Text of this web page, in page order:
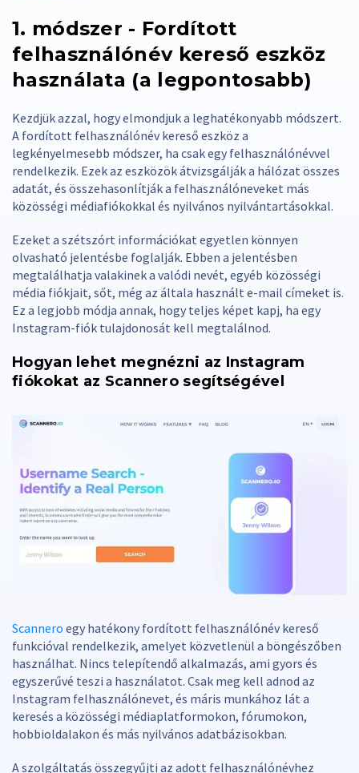
1. módszer - Fordított
felhasználónév kereső eszköz
használata (a legpontosabb)
Kezdjük azzal, hogy elmondjuk a leghatékonyabb módszert.
A fordított felhasználónév kereső eszköz a
legkényelmesebb módszer, ha csak egy felhasználónévvel
rendelkezik. Ezek az eszközök átvizsgálják a hálózat összes
adatát, és összehasonlítják a felhasználóneveket más
közösségi médiafiókokkal és nyilvános nyilvántartásokkal.
Ezeket a szétszórt információkat egyetlen könnyen
olvasható jelentésbe foglalják. Ebben a jelentésben
megtalálhatja valakinek a valódi nevét, egyéb közösségi
média fiókjait, sőt, még az általa használt e-mail címeket is.
Ez a legjobb módja annak, hogy teljes képet kapj, ha egy
Instagram-fiók tulajdonosát kell megtalálnod.
Hogyan lehet megnézni az Instagram
fiókokat az Scannero segítségével
Scannero egy hatékony fordított felhasználónév kereső
funkcióval rendelkezik, amelyet közvetlenül a böngészőben
használhat. Nincs telepítendő alkalmazás, ami gyors és
egyszerűvé teszi a használatot. Csak meg kell adnod az
Instagram felhasználónevet, és máris munkához lát a
keresés a közösségi médiaplatformokon, fórumokon,
hobbioldalakon és más nyilvános adatbázisokban.
A szolgáltatás összegyűjti az adott felhasználónévhez